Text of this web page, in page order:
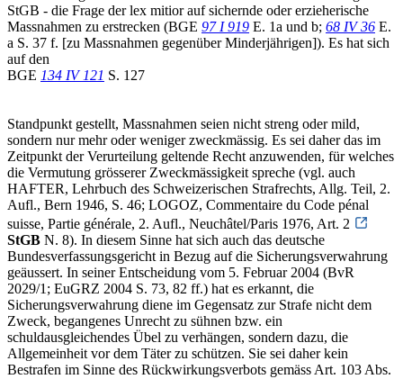
StGB - die Frage der lex mitior auf sichernde oder erzieherische
Massnahmen zu erstrecken (BGE 97 I 919 E. 1a und b; 68 IV 36 E.
a S. 37 f. [zu Massnahmen gegenüber Minderjährigen]). Es hat sich
auf den
BGE 134 IV 121 S. 127
Standpunkt gestellt, Massnahmen seien nicht streng oder mild,
sondern nur mehr oder weniger zweckmässig. Es sei daher das im
Zeitpunkt der Verurteilung geltende Recht anzuwenden, für welches
die Vermutung grösserer Zweckmässigkeit spreche (vgl. auch
HAFTER, Lehrbuch des Schweizerischen Strafrechts, Allg. Teil, 2.
Aufl., Bern 1946, S. 46; LOGOZ, Commentaire du Code pénal
suisse, Partie générale, 2. Aufl., Neuchâtel/Paris 1976, Art. 2
StGB N. 8). In diesem Sinne hat sich auch das deutsche
Bundesverfassungsgericht in Bezug auf die Sicherungsverwahrung
geäussert. In seiner Entscheidung vom 5. Februar 2004 (BvR
2029/1; EuGRZ 2004 S. 73, 82 ff.) hat es erkannt, die
Sicherungsverwahrung diene im Gegensatz zur Strafe nicht dem
Zweck, begangenes Unrecht zu sühnen bzw. ein
schuldausgleichendes Übel zu verhängen, sondern dazu, die
Allgemeinheit vor dem Täter zu schützen. Sie sei daher kein
Bestrafen im Sinne des Rückwirkungsverbots gemäss Art. 103 Abs.